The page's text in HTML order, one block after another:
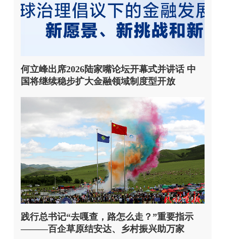
何立峰出席2026陆家嘴论坛开幕式并讲话 中
国将继续稳步扩大金融领域制度型开放
践行总书记“去嘎查，路怎么走？”重要指示
———百企草原结安达、乡村振兴助万家